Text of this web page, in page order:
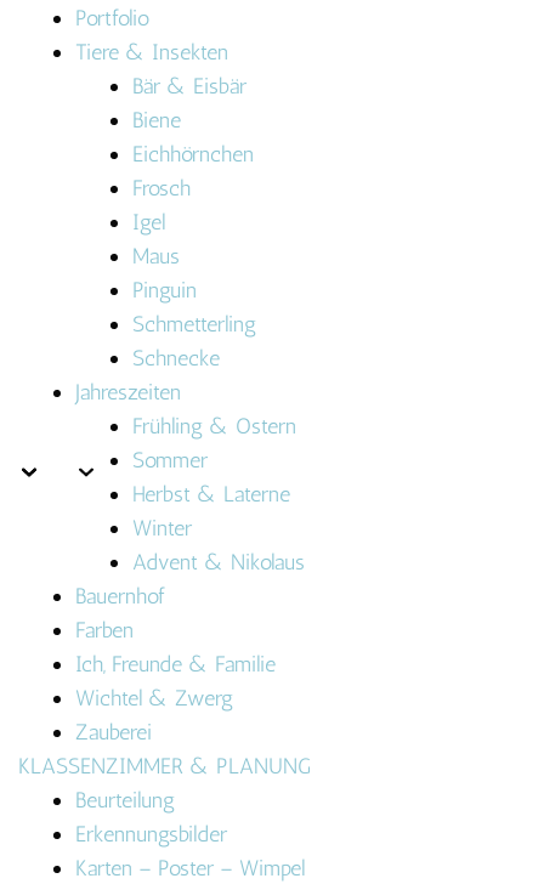
Portfolio
Tiere & Insekten
Bär & Eisbär
Biene
Eichhörnchen
Frosch
Igel
Maus
Pinguin
Schmetterling
Schnecke
Jahreszeiten
Frühling & Ostern
Sommer
Herbst & Laterne
Winter
Advent & Nikolaus
Bauernhof
Farben
Ich, Freunde & Familie
Wichtel & Zwerg
Zauberei
KLASSENZIMMER & PLANUNG
Beurteilung
Erkennungsbilder
Karten – Poster – Wimpel